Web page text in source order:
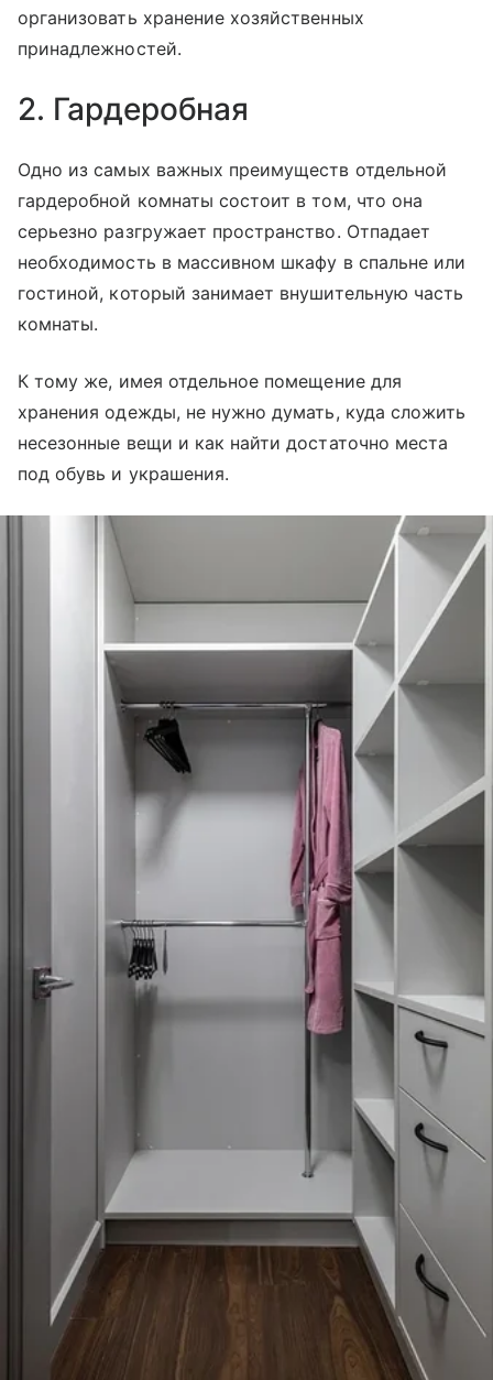
организовать хранение хозяйственных
принадлежностей.
2. Гардеробная
Одно из самых важных преимуществ отдельной
гардеробной комнаты состоит в том, что она
серьезно разгружает пространство. Отпадает
необходимость в массивном шкафу в спальне или
гостиной, который занимает внушительную часть
комнаты.
К тому же, имея отдельное помещение для
хранения одежды, не нужно думать, куда сложить
несезонные вещи и как найти достаточно места
под обувь и украшения.